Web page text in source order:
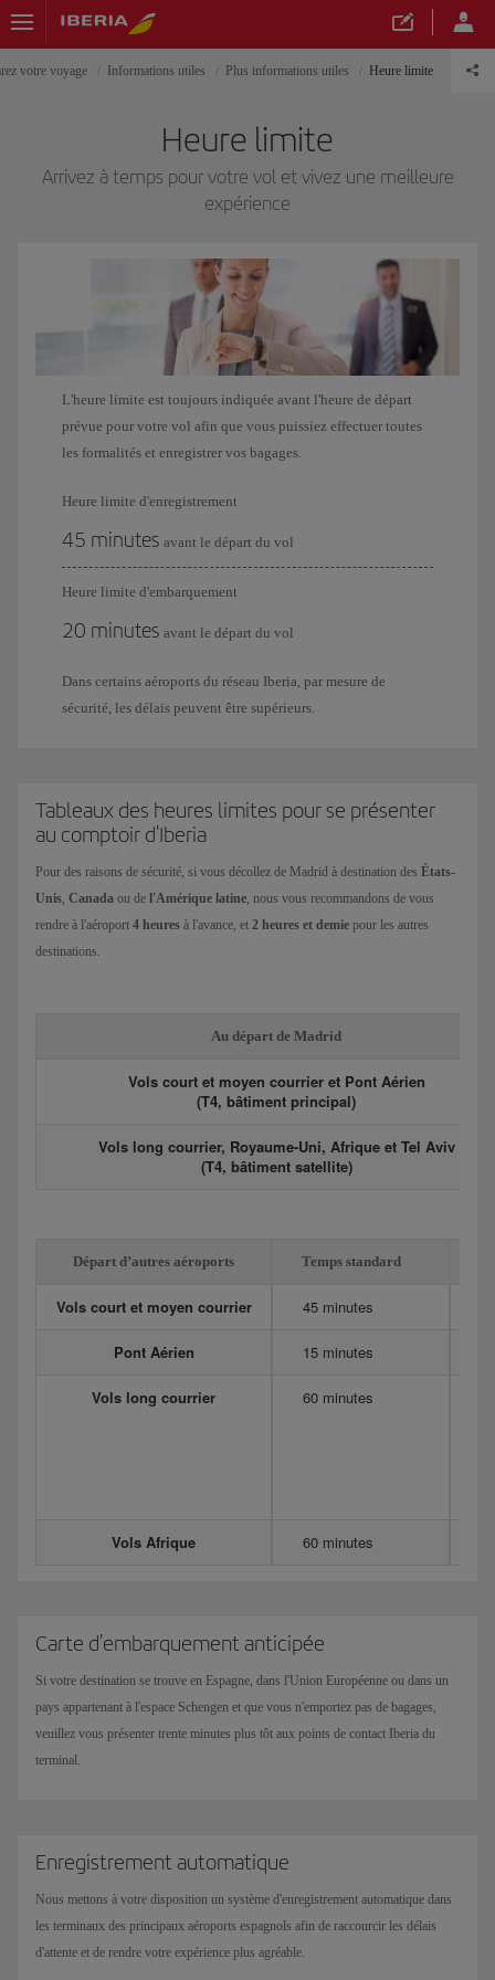
votre voyage Informations utiles Plus informations utiles Heure limite
Heure limite
Arrivez à temps pour votre vol et vivez une meilleure
expérience
L'heure limite est toujours indiquée avant l'heure de départ
prévue pour votre vol afin que vous puissiez effectuer toutes
les formalités et enregistrer vos bagages.
Heure limite d'enregistrement
45 minutes avant le départ du vol
Heure limite d'embarquement
20 minutes avant le départ du vol
Dans certains aéroports du réseau Iberia, par mesure de
sécurité, les délais peuvent être supérieurs.
Tableaux des heures limites pour se présenter
au comptoir d'Iberia
Pour des raisons de sécurité, si vous décollez de Madrid à destination des États-
Unis, Canada ou de l'Amérique latine, nous vous recommandons de vous
rendre à l'aéroport 4 heures à l'avance, et 2 heures et demie pour les autres
destinations.
Au départ de Madrid
Vols court et moyen courrier et Pont Aérien
(T4, bâtiment principal)
Vols long courrier, Royaume-Uni, Afrique et Tel Aviv
(T4, bâtiment satellite)
Départ d’autres aéroports Temps standard
Vols court et moyen courrier 45 minutes
Pont Aérien 15 minutes
Vols long courrier 60 minutes
Vols Afrique 60 minutes
Carte d'embarquement anticipée
Si votre destination se trouve en Espagne, dans l'Union Européenne ou dans un
pays appartenant à l'espace Schengen et que vous n'emportez pas de bagages,
veuillez vous présenter trente minutes plus tôt aux points de contact Iberia du
terminal.
Enregistrement automatique
Nous mettons à votre disposition un système d'enregistrement automatique dans
les terminaux des principaux aéroports espagnols afin de raccourcir les délais
d'attente et de rendre votre expérience plus agréable.